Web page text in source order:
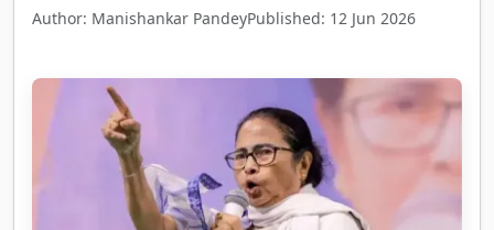
Author: Manishankar PandeyPublished: 12 Jun 2026